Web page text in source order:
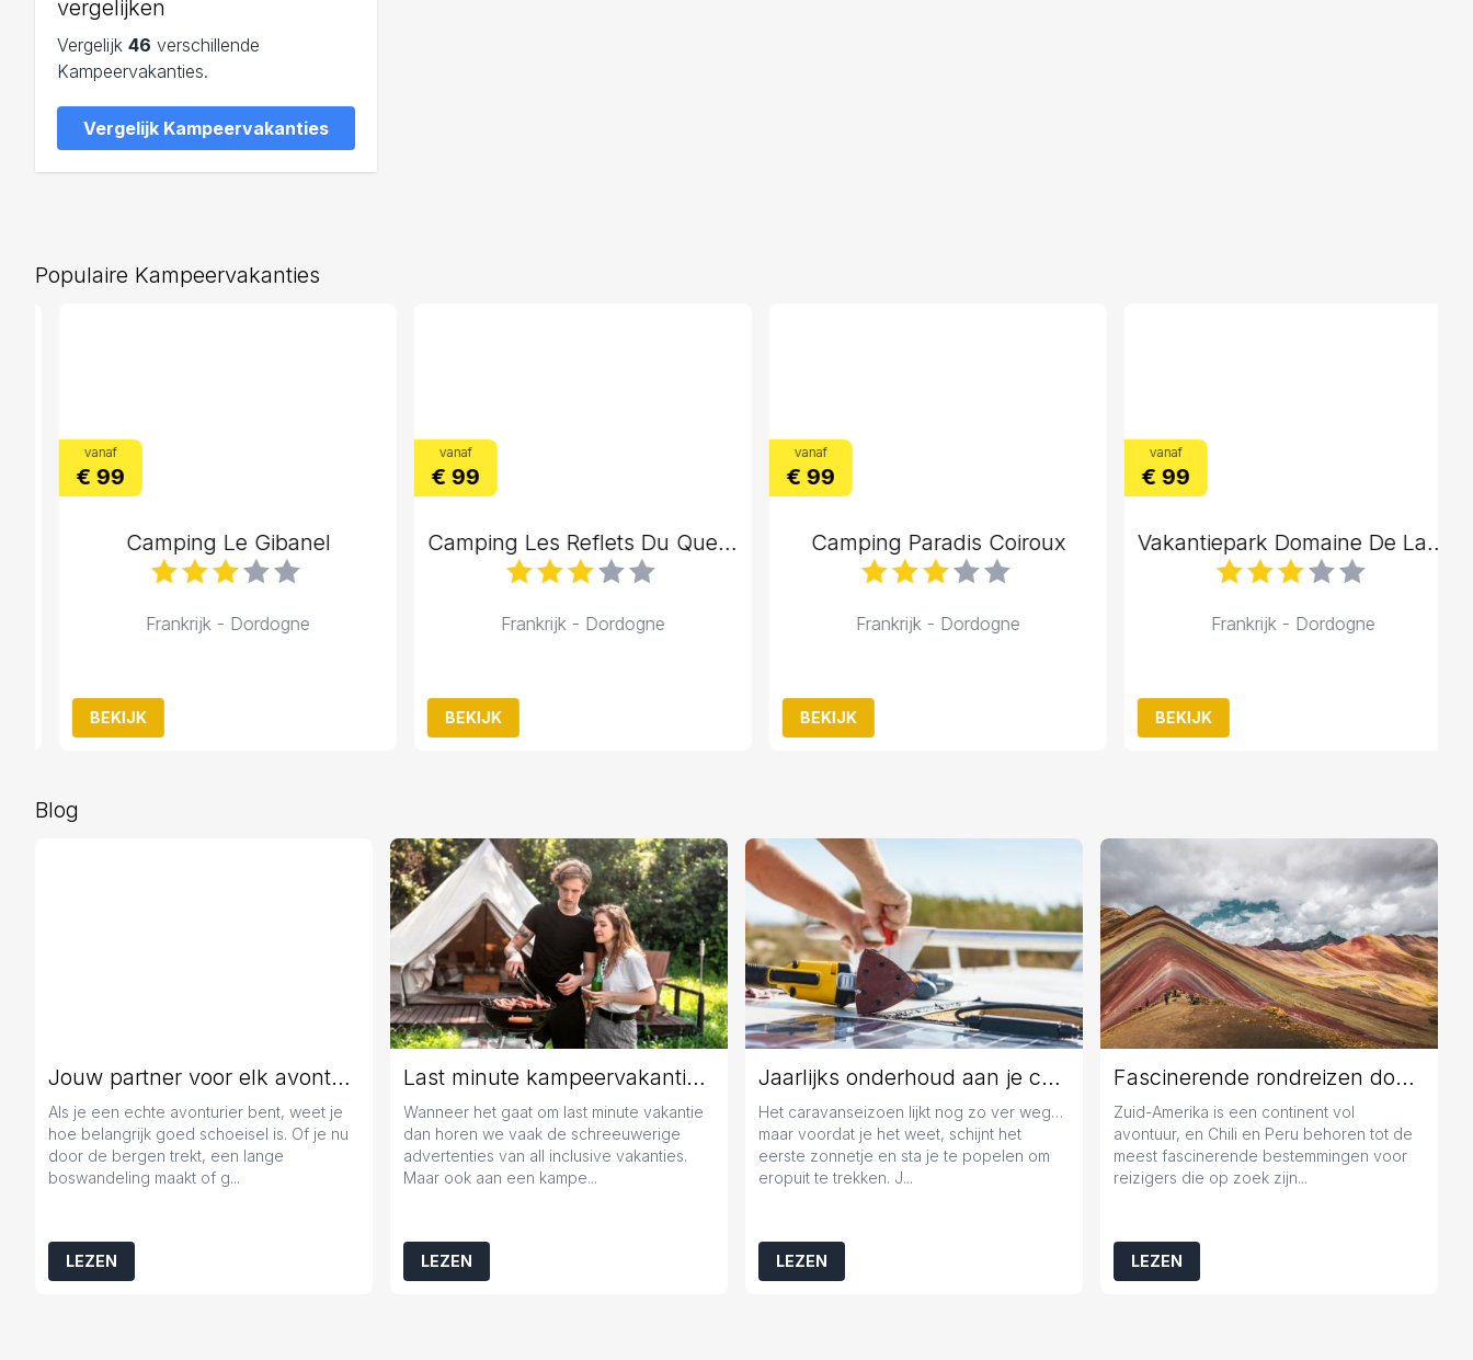
vergelijken
Vergelijk 46 verschillende
Kampeervakanties.
Vergelijk Kampeervakanties
Populaire Kampeervakanties
vanaf
€ 99
Camping Le Gibanel
Frankrijk - Dordogne
BEKIJK
vanaf
€ 99
Camping Les Reflets Du Quercy
Frankrijk - Dordogne
BEKIJK
vanaf
€ 99
Camping Paradis Coiroux
Frankrijk - Dordogne
BEKIJK
vanaf
€ 99
Vakantiepark Domaine De Lanzac
Frankrijk - Dordogne
BEKIJK
Blog
Jouw partner voor elk avontuur
Als je een echte avonturier bent, weet je
hoe belangrijk goed schoeisel is. Of je nu
door de bergen trekt, een lange
boswandeling maakt of g...
LEZEN
Last minute kampeervakantie boeken? Tips en tricks!
Wanneer het gaat om last minute vakantie
dan horen we vaak de schreeuwerige
advertenties van all inclusive vakanties.
Maar ook aan een kampe...
LEZEN
Jaarlijks onderhoud aan je caravan: geen overbodige luxe
Het caravanseizoen lijkt nog zo ver weg…
maar voordat je het weet, schijnt het
eerste zonnetje en sta je te popelen om
eropuit te trekken. J...
LEZEN
Fascinerende rondreizen door Chili en Peru
Zuid-Amerika is een continent vol
avontuur, en Chili en Peru behoren tot de
meest fascinerende bestemmingen voor
reizigers die op zoek zijn...
LEZEN